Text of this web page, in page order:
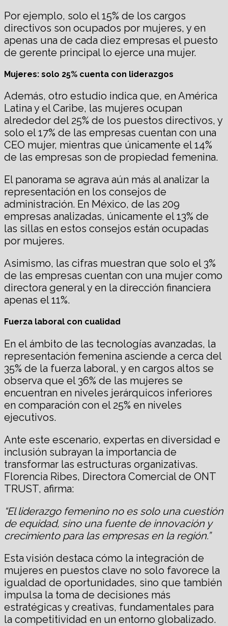
Por ejemplo, solo el 15% de los cargos
directivos son ocupados por mujeres, y en
apenas una de cada diez empresas el puesto
de gerente principal lo ejerce una mujer.
Mujeres: solo 25% cuenta con liderazgos
Además, otro estudio indica que, en América
Latina y el Caribe, las mujeres ocupan
alrededor del 25% de los puestos directivos, y
solo el 17% de las empresas cuentan con una
CEO mujer, mientras que únicamente el 14%
de las empresas son de propiedad femenina.
El panorama se agrava aún más al analizar la
representación en los consejos de
administración. En México, de las 209
empresas analizadas, únicamente el 13% de
las sillas en estos consejos están ocupadas
por mujeres.
Asimismo, las cifras muestran que solo el 3%
de las empresas cuentan con una mujer como
directora general y en la dirección financiera
apenas el 11%.
Fuerza laboral con cualidad
En el ámbito de las tecnologías avanzadas, la
representación femenina asciende a cerca del
35% de la fuerza laboral, y en cargos altos se
observa que el 36% de las mujeres se
encuentran en niveles jerárquicos inferiores
en comparación con el 25% en niveles
ejecutivos.
Ante este escenario, expertas en diversidad e
inclusión subrayan la importancia de
transformar las estructuras organizativas.
Florencia Ribes, Directora Comercial de ONT
TRUST, afirma:
“El liderazgo femenino no es solo una cuestión
de equidad, sino una fuente de innovación y
crecimiento para las empresas en la región.”
Esta visión destaca cómo la integración de
mujeres en puestos clave no solo favorece la
igualdad de oportunidades, sino que también
impulsa la toma de decisiones más
estratégicas y creativas, fundamentales para
la competitividad en un entorno globalizado.